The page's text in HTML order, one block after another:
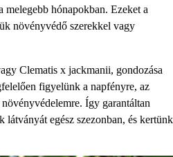
melegebb hónapokban. Ezeket a
növényvédő szerekkel vagy
Clematis x jackmanii, gondozása
figyelünk a napfényre, az
Így garantáltan
egész szezonban, és kertünk